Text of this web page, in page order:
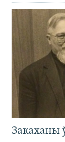
Закаханы